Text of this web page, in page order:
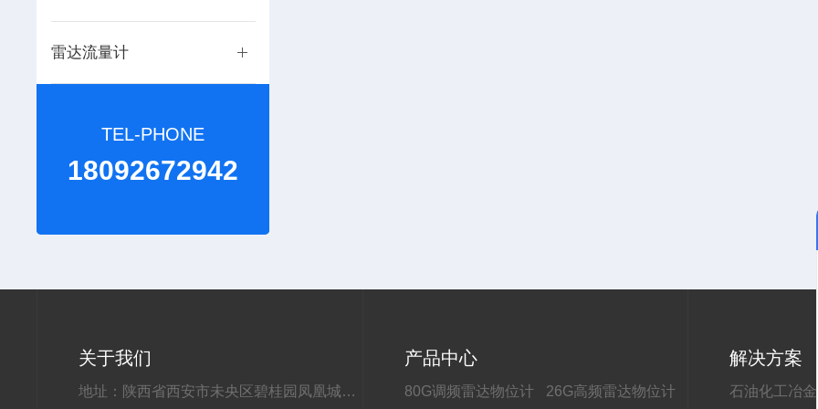
雷达流量计
TEL-PHONE
18092672942
关于我们
地址：陕西省西安市未央区碧桂园凤凰城云府
产品中心
80G调频雷达物位计 26G高频雷达物位计
解决方案
石油化工冶金